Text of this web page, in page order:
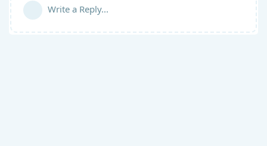
Write a Reply...